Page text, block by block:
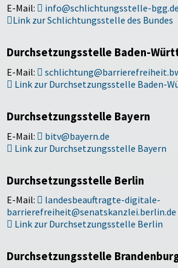
E-Mail:
info@schlichtungsstelle-bgg.de
Link zur Schlichtungsstelle des Bundes
Durchsetzungsstelle Baden-
E-Mail:
Link zur Durchsetzungsstelle Baden-
Durchsetzungsstelle Bayern
E-Mail:
bitv@bayern.de
Link zur Durchsetzungsstelle Bayern
Durchsetzungsstelle Berlin
E-Mail:
landesbeauftragte-digitale-
barrierefreiheit@senatskanzlei.berlin.de
Link zur Durchsetzungsstelle Berlin
Durchsetzungsstelle